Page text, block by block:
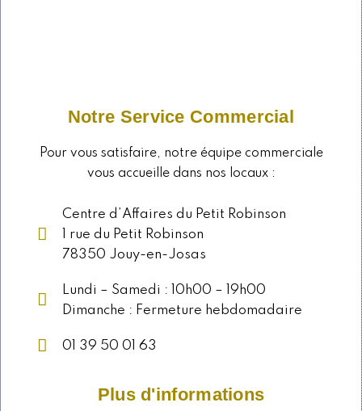
Notre Service Commercial
Pour vous satisfaire, notre équipe commerciale
vous accueille dans nos locaux :
Centre d’Affaires du Petit Robinson
1 rue du Petit Robinson
78350 Jouy-en-Josas
Lundi – Samedi : 10h00 – 19h00
Dimanche : Fermeture hebdomadaire
01 39 50 01 63
Plus d'informations